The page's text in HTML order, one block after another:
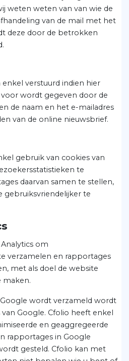
weten weten van van wie de
van de mail met het
deze door de betrokken
verstuurd indien hier
wordt gegeven door de
de naam en het e-mailadres
van de online nieuwsbrief.
gebruik van cookies van
te
daarvan samen te stellen,
gebruiksvriendelijker te
om
verzamelen en rapportages
met als doel de website
maken.
wordt verzameld wordt
Google. Cfolio heeft enkel
en geaggregeerde
rapportages in Google
gesteld. Cfolio kan met